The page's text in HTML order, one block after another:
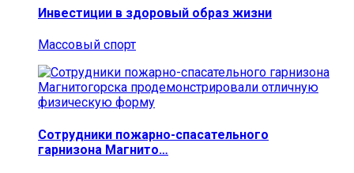
Инвестиции в здоровый образ жизни
Массовый спорт
Сотрудники пожарно-спасательного
гарнизона Магнито…